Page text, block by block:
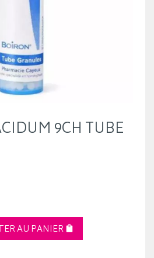
9CH TUBE
AU PANIER